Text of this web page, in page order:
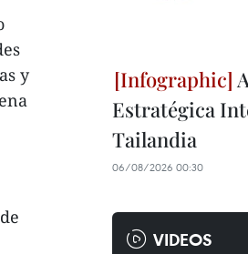
y
Estratégica
Tailandia
06/08/2026 00:30
VIDEOS